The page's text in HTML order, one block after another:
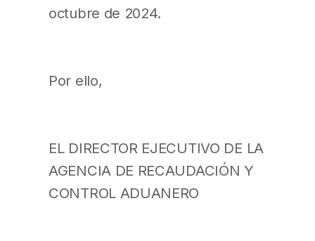
octubre de 2024.
Por ello,
EL DIRECTOR EJECUTIVO DE LA
AGENCIA DE RECAUDACIÓN Y
CONTROL ADUANERO